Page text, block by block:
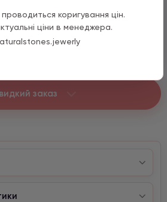
коригування цін.
ціни в менеджера.
заказ